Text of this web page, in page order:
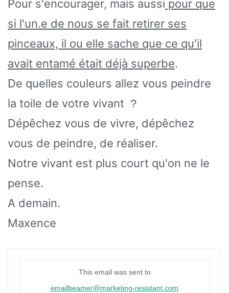
Pour s'encourager, mais aussi pour que
si l'un.e de nous se fait retirer ses
pinceaux, il ou elle sache que ce qu'il
avait entamé était déjà superbe.
De quelles couleurs allez vous peindre
la toile de votre vivant ?
Dépêchez vous de vivre, dépêchez
vous de peindre, de réaliser.
Notre vivant est plus court qu'on ne le
pense.
A demain.
Maxence
This email was sent to
emailbeamer@marketing-resistant.com